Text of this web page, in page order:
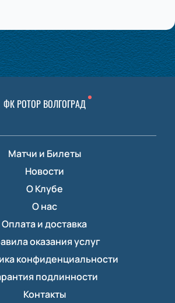
ФК РОТОР ВОЛГОГРАД
Матчи и Билеты
Новости
О Клубе
О нас
Оплата и доставка
оказания услуг
конфиденциальности
подлинности
Контакты